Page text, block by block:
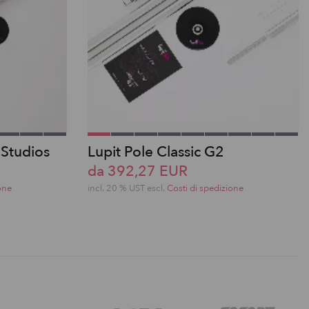
Lupit Pole Classic G2
da 392,27 EUR
incl. 20 % UST escl. Costi di spedizione